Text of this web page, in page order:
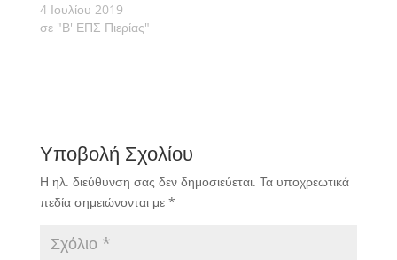
4 Ιουλίου 2019
σε "Β' ΕΠΣ Πιερίας"
Υποβολή Σχολίου
Η ηλ. διεύθυνση σας δεν δημοσιεύεται. Τα υποχρεωτικά
πεδία σημειώνονται με *